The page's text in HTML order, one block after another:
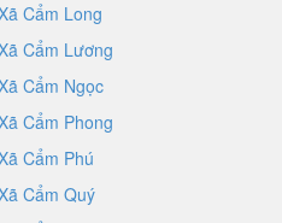
Cẩm Long
Cẩm Lương
Cẩm Ngọc
Cẩm Phong
Cẩm Phú
Cẩm Quý